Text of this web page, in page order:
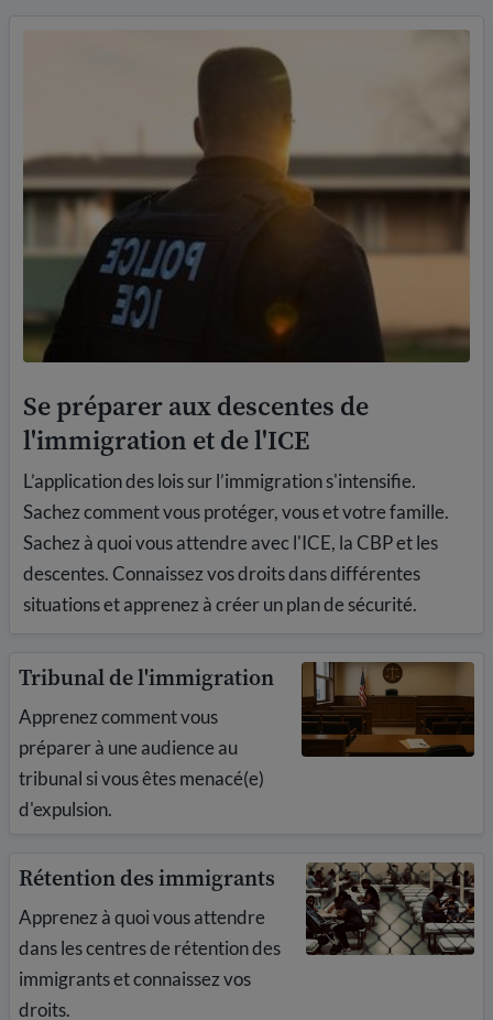
Se préparer aux descentes de
l'immigration et de l'ICE
L’application des lois sur l’immigration s'intensifie.
Sachez comment vous protéger, vous et votre famille.
Sachez à quoi vous attendre avec l'ICE, la CBP et les
descentes. Connaissez vos droits dans différentes
situations et apprenez à créer un plan de sécurité.
Tribunal de l'immigration
Apprenez comment vous
préparer à une audience au
tribunal si vous êtes menacé(e)
d'expulsion.
Rétention des immigrants
Apprenez à quoi vous attendre
dans les centres de rétention des
immigrants et connaissez vos
droits.